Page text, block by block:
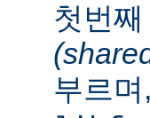
첫번
부르